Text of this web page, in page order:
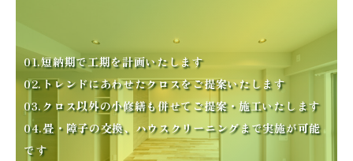
01.短納期で工期を計画いたします
02.トレンドにあわせたクロスをご提案いたします
03.クロス以外の小修繕も併せてご提案・施工いたします
04.畳・障子の交換、ハウスクリーニングまで実施が可能
です